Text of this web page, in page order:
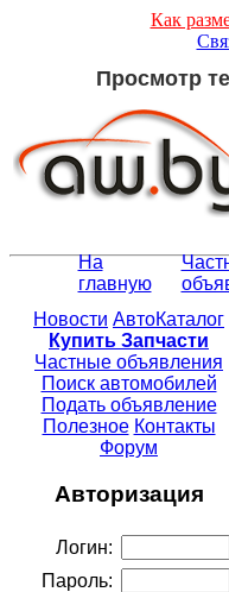
Как
Просмотр
На
главную
Новости АвтоКаталог
Купить Запчасти
Частные объявления
Поиск автомобилей
Подать объявление
Полезное Контакты
Форум
Авторизация
Логин:
Пароль: